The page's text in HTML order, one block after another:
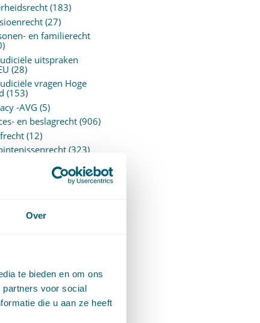
Over
te bieden en om ons
partners voor social
die u aan ze heeft
(183)
(27)
en familierecht
uitspraken
(28)
vragen Hoge
(153)
-AVG (5)
en beslagrecht(906)
(12)
(323)
algemeen
ARCHIEF